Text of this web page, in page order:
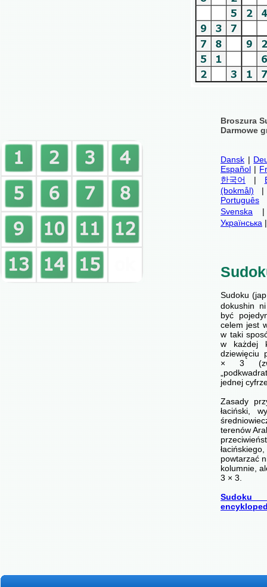
Broszura
Darmowe
Dansk |
Español |
한국어
|
(bokmål)
Português
Svenska
Українська
Sudoku
dokushin
być
celem jest
w taki
w każdej
dziewięciu
× 3
jednej
Zasady
łaciński,
terenów
powtarzać
kolumnie,
3 × 3.
Sudoku